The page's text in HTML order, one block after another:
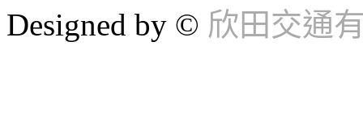
Designed by © 欣田交通